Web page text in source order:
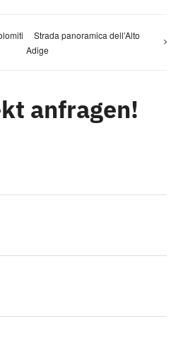
Strada panoramica dell’Alto
Adige
anfragen!